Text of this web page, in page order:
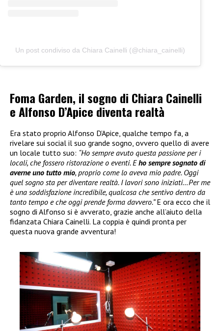
Un post condiviso da Chiara Cainelli (@chiara_cainelli)
Foma Garden, il sogno di Chiara Cainelli
e Alfonso D’Apice diventa realtà
Era stato proprio Alfonso D’Apice, qualche tempo fa, a
rivelare sui social il suo grande sogno, ovvero quello di avere
un locale tutto suo: “Ho sempre avuto questa passione per i
locali, che fossero ristorazione o eventi. Eho sempre sognato di
averne uno tutto mio, proprio come lo aveva mio padre. Oggi
quel sogno sta per diventare realtà. I lavori sono iniziati…Per me
è una soddisfazione incredibile, qualcosa che sentivo dentro da
tanto tempo e che oggi prende forma davvero.”E ora ecco che il
sogno di Alfonso si è avverato, grazie anche all’aiuto della
fidanzata Chiara Cainelli. La coppia è quindi pronta per
questa nuova grande avventura!